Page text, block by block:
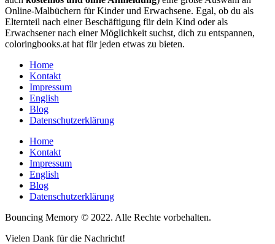
Online-Malbüchern für Kinder und Erwachsene. Egal, ob du als
Elternteil nach einer Beschäftigung für dein Kind oder als
Erwachsener nach einer Möglichkeit suchst, dich zu entspannen,
coloringbooks.at hat für jeden etwas zu bieten.
Home
Kontakt
Impressum
English
Blog
Datenschutzerklärung
Home
Kontakt
Impressum
English
Blog
Datenschutzerklärung
Bouncing Memory © 2022. Alle Rechte vorbehalten.
Vielen Dank für die Nachricht!